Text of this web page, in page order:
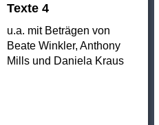
Texte 4
u.a. mit Beträgen von
Beate Winkler, Anthony
Mills und Daniela Kraus